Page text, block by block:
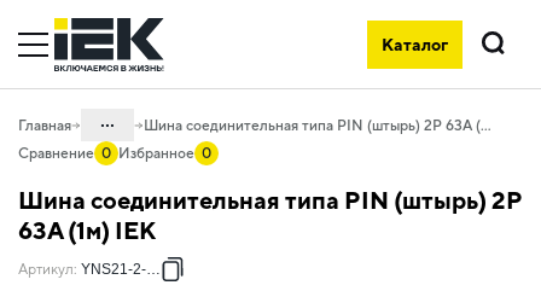
Каталог
Поиск
Главная ...
04. Щитовое оборудование
04.10 Принадлежности для
внутрищитового монтажа
Шина соединительная типа PIN (штырь) 2Р 63А (1м) IEK
Сравнение 0 Избранное 0
Шина соединительная типа PIN (штырь) 2Р
63А (1м) IEK
Артикул: YNS21-2-063